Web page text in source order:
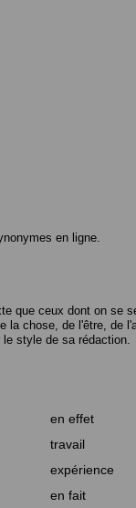
en ligne.
que ceux dont on se
la chose, de l'être, de
style de sa rédaction.
en effet
travail
expérience
en fait